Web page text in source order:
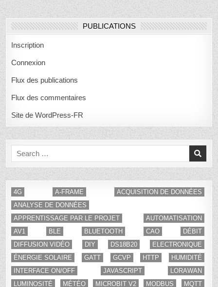
PUBLICATIONS
Inscription
Connexion
Flux des publications
Flux des commentaires
Site de WordPress-FR
Search
for:
4G A-FRAME
ACQUISITION DE DONNÉES
ANALYSE DE DONNÉES
APPRENTISSAGE PAR LE PROJET
AUTOMATISATION
AV1
BLE BLUETOOTH CAO
DÉBIT
DIFFUSION VIDÉO
DIY DS18B20
ELECTRONIQUE
ÉNERGIE SOLAIRE
GATT GCVP HTTP
HUMIDITÉ
INTERFACE ON/OFF
JAVASCRIPT
LORAWAN
LUMINOSITÉ
MÉTÉO MICROBIT V2 MODBUS MQTT